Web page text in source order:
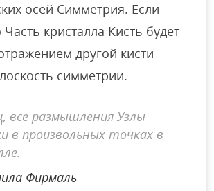
осей Симметрия. Если
кристалла Кисть будет
другой кисти
симметрии.
все размышления Узлы
в произвольных точках в
Фирмаль